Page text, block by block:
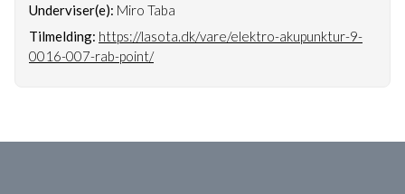
Underviser(e): Miro Taba
Tilmelding: https://lasota.dk/vare/elektro-akupunktur-9-
0016-007-rab-point/